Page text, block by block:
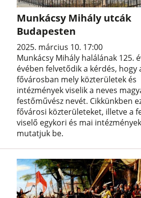
Munkácsy Mihály utcák
Budapesten
2025. március 10. 17:00
Munkácsy Mihály halálának 125.
évében felvetődik a kérdés, hogy
fővárosban mely közterületek és
intézmények viselik a neves
festőművész nevét. Cikkünkben
fővárosi közterületeket, illetve a
viselő egykori és mai
mutatjuk be.